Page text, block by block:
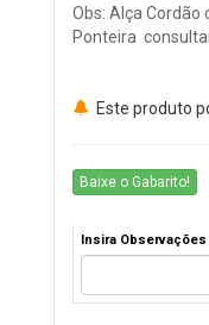
Obs: Alça Cordão
Ponteira
Este produto
Baixe o Gabarito!
Insira